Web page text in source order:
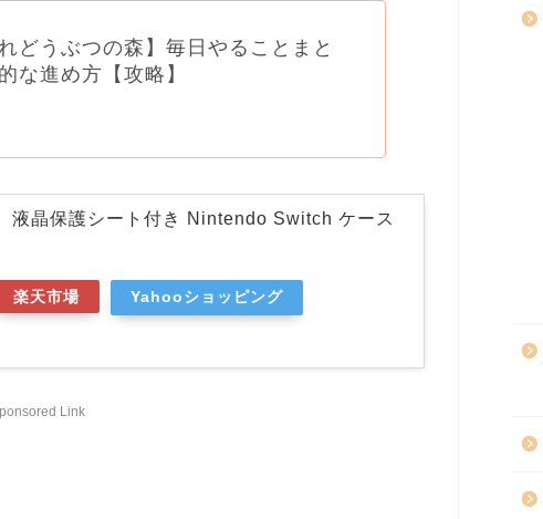
どうぶつの森】毎日やることまと
な進め方【攻略】
液晶保護シート付き Nintendo Switch ケース
楽天市場 Yahooショッピング
Link